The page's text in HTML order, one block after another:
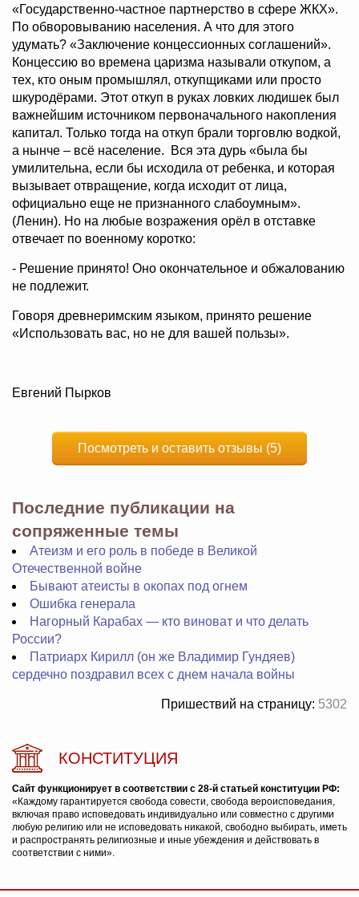
«Государственно-частное партнерство в сфере ЖКХ».
По обворовыванию населения. А что для этого
удумать? «Заключение концессионных соглашений».
Концессию во времена царизма называли откупом, а
тех, кто оным промышлял, откупщиками или просто
шкуродёрами. Этот откуп в руках ловких людишек был
важнейшим источником первоначального накопления
капитал. Только тогда на откуп брали торговлю водкой,
а нынче – всё население. Вся эта дурь «была бы
умилительна, если бы исходила от ребенка, и которая
вызывает отвращение, когда исходит от лица,
официально еще не признанного слабоумным».
(Ленин). Но на любые возражения орёл в отставке
отвечает по военному коротко:
- Решение принято! Оно окончательное и обжалованию
не подлежит.
Говоря древнеримским языком, принято решение
«Использовать вас, но не для вашей пользы».
Евгений Пырков
Посмотреть и оставить отзывы (5)
Последние публикации на
сопряженные темы
Атеизм и его роль в победе в Великой
Отечественной войне
Бывают атеисты в окопах под огнем
Ошибка генерала
Нагорный Карабах — кто виноват и что делать
России?
Патриарх Кирилл (он же Владимир Гундяев)
сердечно поздравил всех с днем начала войны
Пришествий на страницу: 5302
КОНСТИТУЦИЯ
Сайт функционирует в соответствии с 28-й статьей конституции РФ:
«Каждому гарантируется свобода совести, свобода вероисповедания,
включая право исповедовать индивидуально или совместно с другими
любую религию или не исповедовать никакой, свободно выбирать, иметь
и распространять религиозные и иные убеждения и действовать в
соответствии с ними».